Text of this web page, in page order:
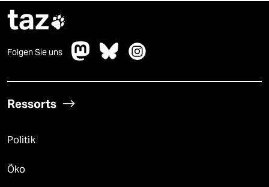
taz
Folgen Sie uns
Ressorts
Politik
Öko